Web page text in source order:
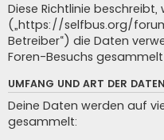
Diese Richtlinie beschreibt,
(„https://selfbus.org/
Betreiber“) die Daten
Foren-Besuchs
UMFANG UND ART DER
Deine Daten werden auf
gesammelt: